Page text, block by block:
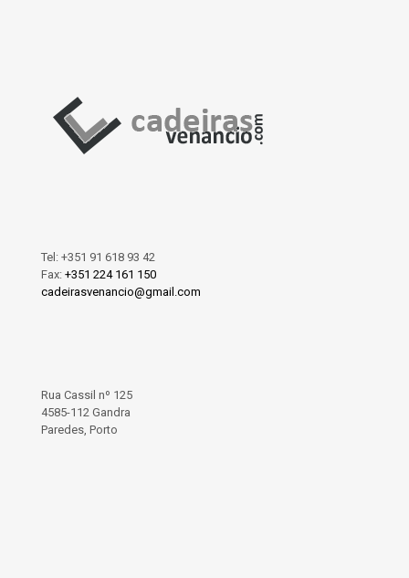
Tel: +351 91 618 93 42
Fax: +351 224 161 150
cadeirasvenancio@gmail.com
Rua Cassil nº 125
4585-112 Gandra
Paredes, Porto